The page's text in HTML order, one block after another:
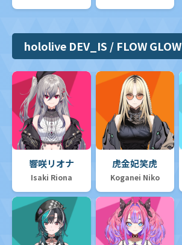
hololive DEV_IS / FLOW GLOW
響咲リオナ
Isaki Riona
虎金妃笑虎
Koganei Niko